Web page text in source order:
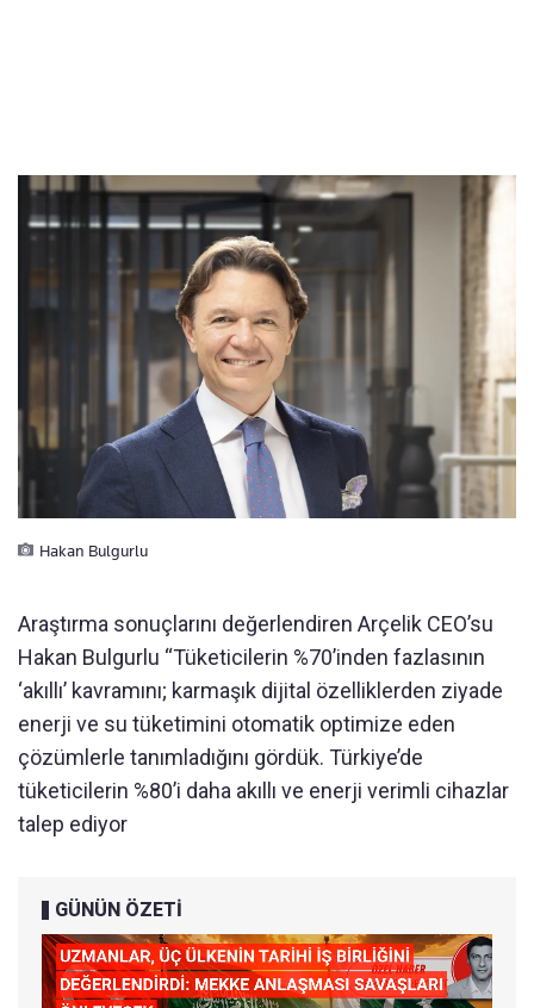
Hakan Bulgurlu
Araştırma sonuçlarını değerlendiren Arçelik CEO’su
Hakan Bulgurlu “Tüketicilerin %70’inden fazlasının
‘akıllı’ kavramını; karmaşık dijital özelliklerden ziyade
enerji ve su tüketimini otomatik optimize eden
çözümlerle tanımladığını gördük. Türkiye’de
tüketicilerin %80’i daha akıllı ve enerji verimli cihazlar
talep ediyor
GÜNÜN ÖZETİ